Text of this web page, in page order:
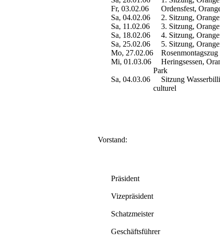
Fr, 03.02.06
Ordensfest,
Sa, 04.02.06
2. Sitzung,
Sa, 11.02.06
3. Sitzung,
Sa, 18.02.06
4. Sitzung,
Sa, 25.02.06
5. Sitzung,
Mo, 27.02.06 Rosenmontagszug
Mi, 01.03.06
Heringsessen,
Park
Sa, 04.03.06
Sitzung
culturel
Vorstand:
Präsident
Vizepräsident
Schatzmeister
Geschäftsführer